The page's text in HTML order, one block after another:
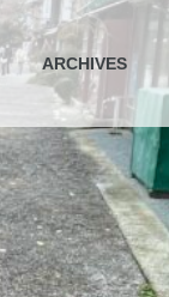
ARCHIVES